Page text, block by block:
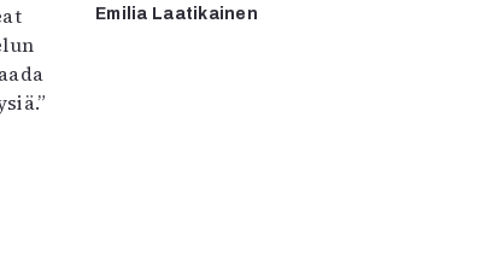
Emilia Laatikainen